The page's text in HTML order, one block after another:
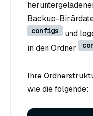
Backup-
configs
und
in den Ordner
Ihre
wie die folgende: